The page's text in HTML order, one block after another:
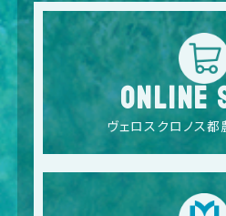
ONLINE
ヴェロスクロノス